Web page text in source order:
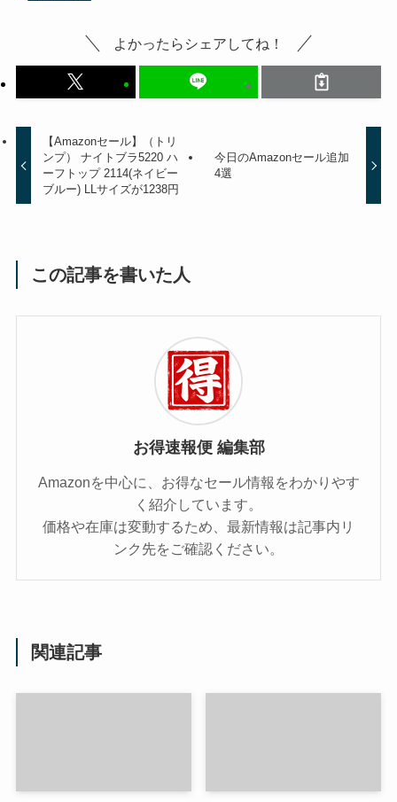
よかったらシェアしてね！
【Amazonセール】（トリ
ンプ） ナイトブラ5220 ハ
ーフトップ 2114(ネイビー
ブルー) LLサイズが1238円
今日のAmazonセール追加
4選
この記事を書いた人
お得速報便 編集部
Amazonを中心に、お得なセール情報をわかりやす
く紹介しています。
価格や在庫は変動するため、最新情報は記事内リ
ンク先をご確認ください。
関連記事